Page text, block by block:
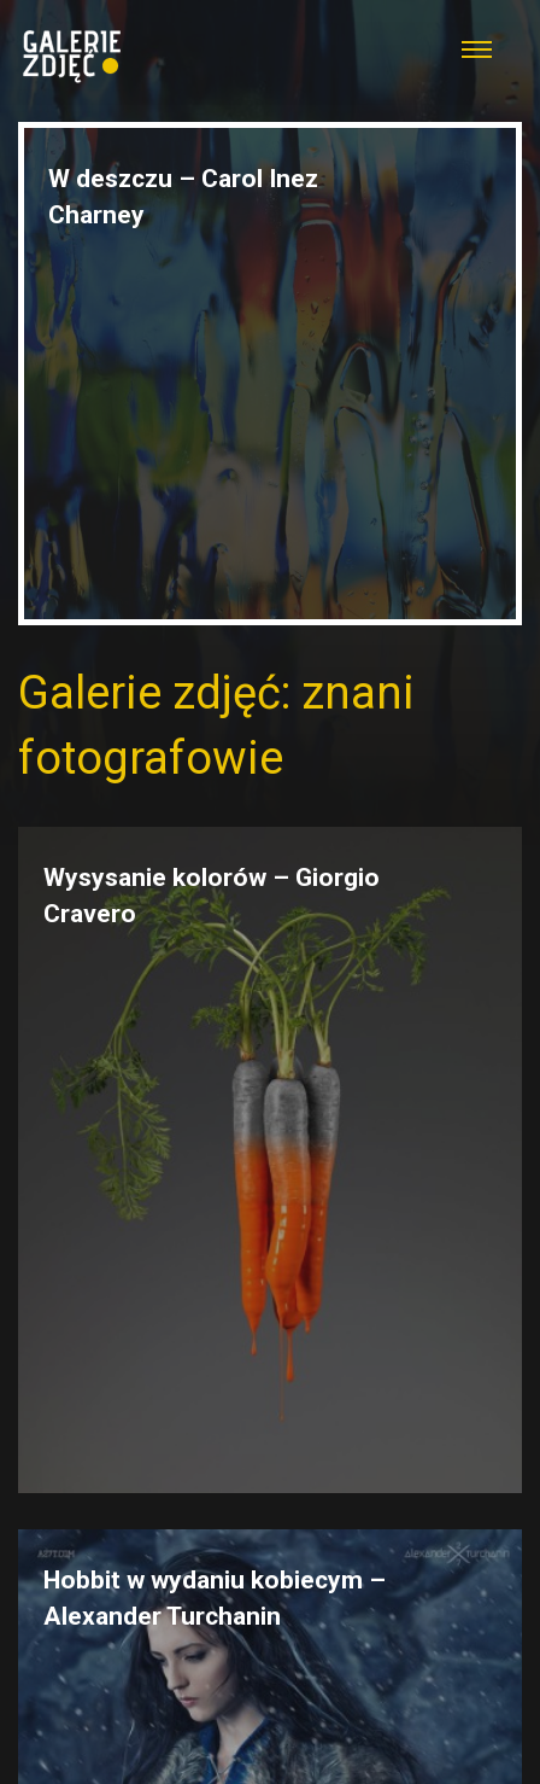
W deszczu – Carol Inez
Charney
Galerie zdjęć: znani
fotografowie
Wysysanie kolorów – Giorgio
Cravero
Hobbit w wydaniu kobiecym –
Alexander Turchanin